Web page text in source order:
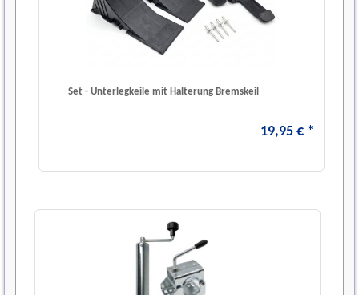
Set - Unterlegkeile mit Halterung Bremskeil
19,95 € *